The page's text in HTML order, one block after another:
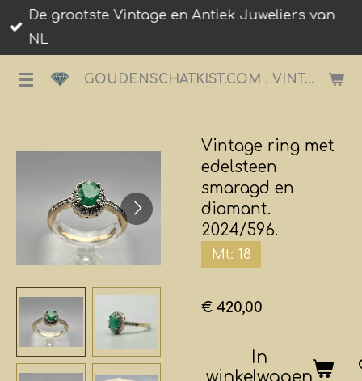
Ga
direct
de
GOUDENSCHATKIST.COM . VINTAGE JUWELIER.
De grootste Vintage en Antiek Juweliers van
NL
Vintage ring met
edelsteen
smaragd en
diamant.
2024/596.
Mt: 18
€ 420,00
In